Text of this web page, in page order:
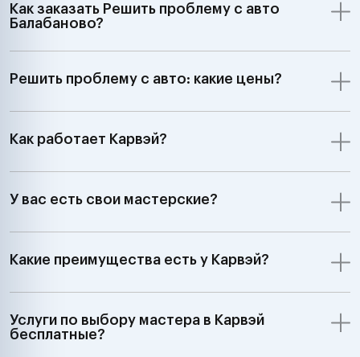
Как заказать Решить проблему с авто
Балабаново?
Решить проблему с авто: какие цены?
Как работает Карвэй?
У вас есть свои мастерские?
Какие преимущества есть у Карвэй?
Услуги по выбору мастера в Карвэй
бесплатные?